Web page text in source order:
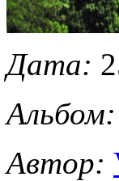
Дата:
Альбом:
Автор: